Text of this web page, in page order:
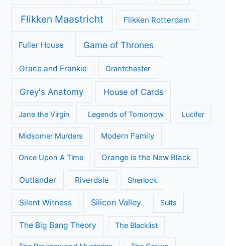
Flikken Maastricht Flikken Rotterdam
Fuller House Game of Thrones
Grace and Frankie Grantchester
Grey's Anatomy House of Cards
Jane the Virgin Legends of Tomorrow Lucifer
Midsomer Murders Modern Family
Once Upon A Time Orange is the New Black
Outlander Riverdale Sherlock
Silent Witness Silicon Valley Suits
The Big Bang Theory The Blacklist